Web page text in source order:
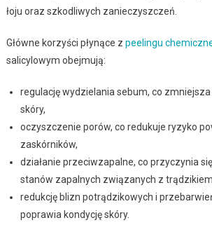
łoju oraz szkodliwych zanieczyszczeń.
Główne korzyści płynące z peelingu
salicylowym obejmują:
regulację wydzielania sebum, co
skóry,
oczyszczenie porów, co redukuje ryzyko
zaskórników,
działanie przeciwzapalne, co przyczynia
stanów zapalnych związanych z
redukcję blizn potrądzikowych i
poprawia kondycję skóry.